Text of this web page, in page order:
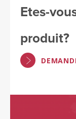
Etes-
produit?